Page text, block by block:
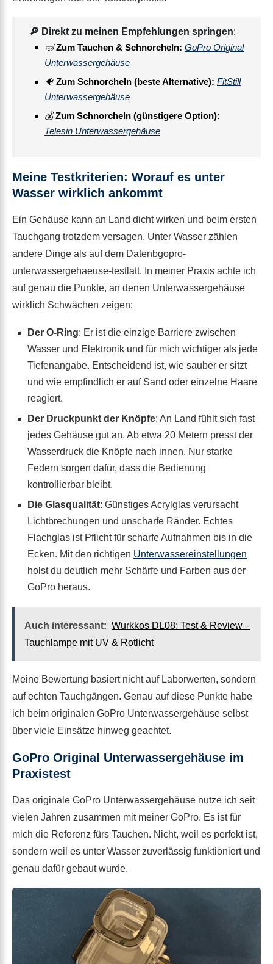
🔎 Direkt zu meinen Empfehlungen springen:
🤿Zum Tauchen & Schnorcheln: GoPro Original
Unterwassergehäuse
🐠 Zum Schnorcheln (beste Alternative): FitStill
Unterwassergehäuse
💰Zum Schnorcheln (günstigere Option):
Telesin Unterwassergehäuse
Meine Testkriterien: Worauf es unter
Wasser wirklich ankommt
Ein Gehäuse kann an Land dicht wirken und beim ersten
Tauchgang trotzdem versagen. Unter Wasser zählen
andere Dinge als auf dem Datenbgopro-
unterwassergehaeuse-testlatt. In meiner Praxis achte ich
auf genau die Punkte, an denen Unterwassergehäuse
wirklich Schwächen zeigen:
Der O-Ring: Er ist die einzige Barriere zwischen
Wasser und Elektronik und für mich wichtiger als jede
Tiefenangabe. Entscheidend ist, wie sauber er sitzt
und wie empfindlich er auf Sand oder einzelne Haare
reagiert.
Der Druckpunkt der Knöpfe: An Land fühlt sich fast
jedes Gehäuse gut an. Ab etwa 20 Metern presst der
Wasserdruck die Knöpfe nach innen. Nur starke
Federn sorgen dafür, dass die Bedienung
kontrollierbar bleibt.
Die Glasqualität: Günstiges Acrylglas verursacht
Lichtbrechungen und unscharfe Ränder. Echtes
Flachglas ist Pflicht für scharfe Aufnahmen bis in die
Ecken. Mit den richtigen Unterwassereinstellungen
holst du deutlich mehr Schärfe und Farben aus der
GoPro heraus.
Auch interessant: Wurkkos DL08: Test & Review –
Tauchlampe mit UV & Rotlicht
Meine Bewertung basiert nicht auf Laborwerten, sondern
auf echten Tauchgängen. Genau auf diese Punkte habe
ich beim originalen GoPro Unterwassergehäuse selbst
über viele Einsätze hinweg geachtet.
GoPro Original Unterwassergehäuse im
Praxistest
Das originale GoPro Unterwassergehäuse nutze ich seit
vielen Jahren zusammen mit meiner GoPro. Es ist für
mich die Referenz fürs Tauchen. Nicht, weil es perfekt ist,
sondern weil es unter Wasser zuverlässig funktioniert und
genau dafür gebaut wurde.